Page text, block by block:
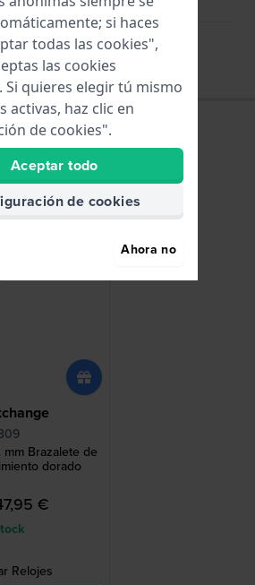
Pasadores de resorte
No
Brazalete de
dorado
€
Relojes
si haces
todas las cookies",
las cookies
Si quieres elegir tú mismo
activas, haz clic en
de cookies".
Aceptar todo
de cookies
Ahora no